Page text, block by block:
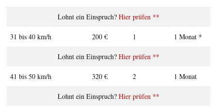
Hier prüfen **
31 bis 40 km/h 200 € 1 1 Monat *
Hier prüfen **
41 bis 50 km/h 320 € 2 1 Monat
Hier prüfen **